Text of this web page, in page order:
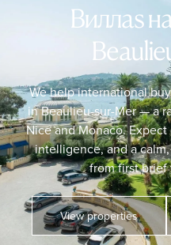
Виллаs
We help international
in Beaulieu-sur-Mer — a
Nice and Monaco.
intelligence, and a
from first brief
View properties